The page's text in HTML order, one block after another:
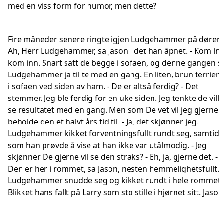
med en viss form for humor, men dette?
Fire måneder senere ringte igjen Ludgehammer på
Ah, Herr Ludgehammer, sa Jason i det han åpnet. - Kom
kom inn. Snart satt de begge i sofaen, og denne gangen
Ludgehammer ja til te med en gang. En liten, brun
i sofaen ved siden av ham. - De er altså ferdig? - Det
stemmer. Jeg ble ferdig for en uke siden. Jeg tenkte de
se resultatet med en gang. Men som De vet vil jeg gjerne
beholde den et halvt års tid til. - Ja, det skjønner jeg.
Ludgehammer kikket forventningsfullt rundt seg,
som han prøvde å vise at han ikke var utålmodig. - Jeg
skjønner De gjerne vil se den straks? - Eh, ja, gjerne det. -
Den er her i rommet, sa Jason, nesten hemmelighetsfullt.
Ludgehammer snudde seg og kikket rundt i hele
Blikket hans fallt på Larry som sto stille i hjørnet sitt.